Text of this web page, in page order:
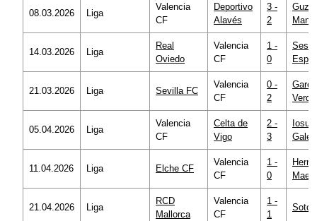
08.03.2026 Liga
Valencia
CF
Deportivo
Alavés
3 -
2
14.03.2026 Liga
Real
Oviedo
Valencia
CF
1 -
0
21.03.2026 Liga Sevilla FC
Valencia
CF
0 -
2
05.04.2026 Liga
Valencia
CF
Celta de
Vigo
2 -
3
Iosu
11.04.2026 Liga Elche CF
Valencia
CF
1 -
0
21.04.2026 Liga
RCD
Mallorca
Valencia
CF
1 -
1
Soto